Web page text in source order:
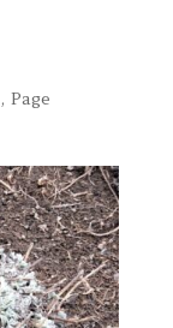
, Page